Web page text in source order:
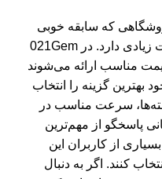
که سابقه خوبی
در ارائه خدمات داشته باشد اهمیت زیادی دارد. در 021Gem
مناسب ارائه می‌شوند
بهترین گزینه را انتخاب
سرعت مناسب در
پاسخگو از مهم‌ترین
از کاربران این
کنند. اگر به دنبال